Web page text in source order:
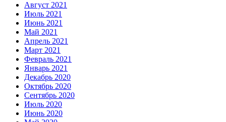
Август 2021
Июль 2021
Июнь 2021
Май 2021
Апрель 2021
Март 2021
Февраль 2021
Январь 2021
Декабрь 2020
Октябрь 2020
Сентябрь 2020
Июль 2020
Июнь 2020